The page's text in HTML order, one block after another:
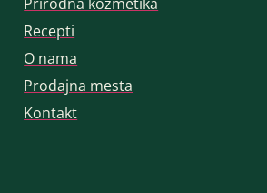
Recepti
O nama
Prodajna mesta
Kontakt